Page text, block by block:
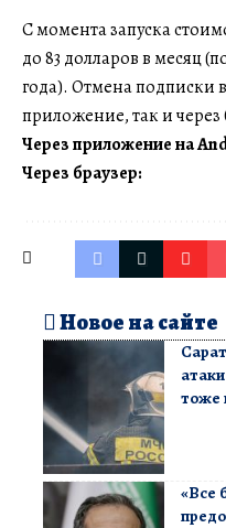
С момента запуска
до 83 долларов в месяц
года). Отмена подписки
приложение, так и через
Через приложение на
Через браузер:
Новое на сайте
тоже
«Все